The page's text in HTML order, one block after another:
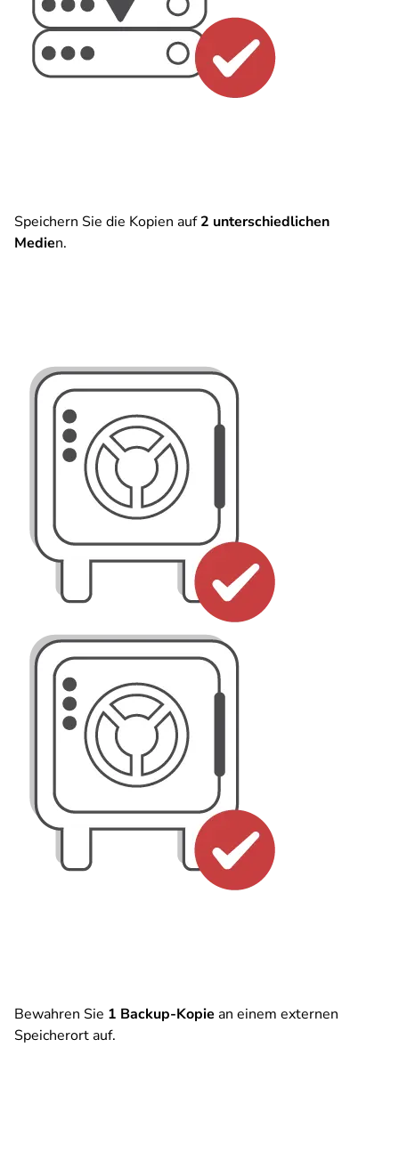
Speichern Sie die Kopien auf2 unterschiedlichen
Medien.
Bewahren Sie 1 Backup-Kopie an einem externen
Speicherort auf.